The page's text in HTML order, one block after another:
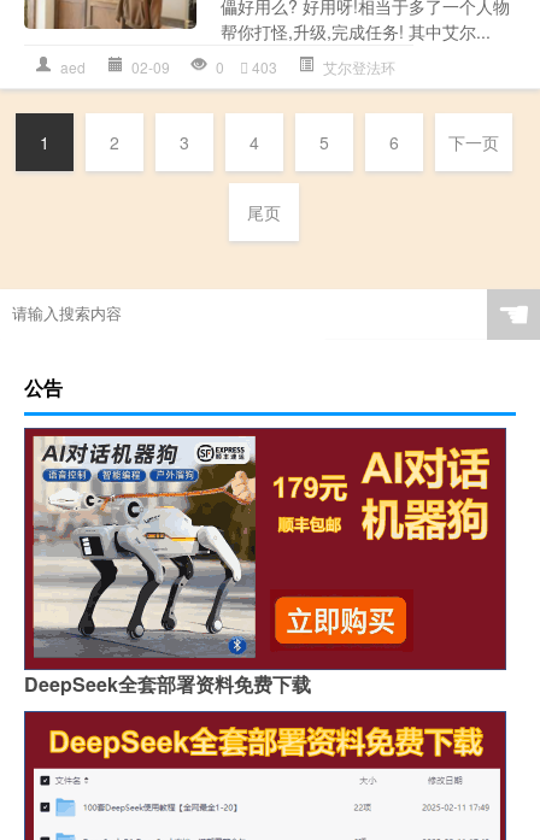
儡好用么? 好用呀!相当于多了一个人物
帮你打怪,升级,完成任务! 其中艾尔...
aed 02-09 0 403 艾尔登法环
1 2 3 4 5 6 下一页
尾页
☚
公告
DeepSeek全套部署资料免费下载